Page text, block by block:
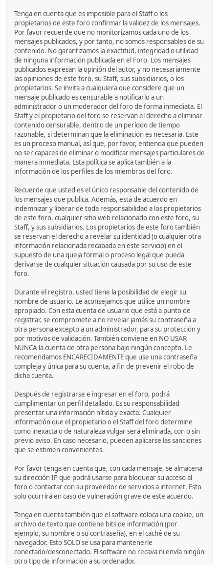
Tenga en cuenta que es imposible para el Staff o los
propietarios de este foro confirmar la validez de los mensajes.
Por favor recuerde que no monitorizamos cada uno de los
mensajes publicados, y por tanto, no somos responsables de su
contenido. No garantizamos la exactitud, integridad o utilidad
de ninguna información publicada en el Foro. Los mensajes
publicados expresan la opinión del autor, y no necesariamente
las opiniones de este foro, su Staff, sus subsidiarios, o los
propietarios. Se invita a cualquiera que considere que un
mensaje publicado es censurable a notificarlo a un
administrador o un moderador del foro de forma inmediata. El
Staff y el propietario del foro se reservan el derecho a eliminar
contenido censurable, dentro de un período de tiempo
razonable, si determinan que la eliminación es necesaria. Este
es un proceso manual, así que, por favor, entienda que pueden
no ser capaces de eliminar o modificar mensajes particulares de
manera inmediata. Esta política se aplica también a la
información de los perfiles de los miembros del foro.
Recuerde que usted es el único responsable del contenido de
los mensajes que publica. Además, está de acuerdo en
indemnizar y liberar de toda responsabilidad a los propietarios
de este foro, cualquier sitio web relacionado con este foro, su
Staff, y sus subsidiarios. Los propietarios de este foro también
se reservan el derecho a revelar su identidad (o cualquier otra
información relacionada recabada en este servicio) en el
supuesto de una queja formal o proceso legal que pueda
derivarse de cualquier situación causada por su uso de este
foro.
Durante el registro, usted tiene la posibilidad de elegir su
nombre de usuario. Le aconsejamos que utilice un nombre
apropiado. Con esta cuenta de usuario que está a punto de
registrar, se compromete a no revelar jamás su contraseña a
otra persona excepto a un administrador, para su protección y
por motivos de validación. También conviene en NO USAR
NUNCA la cuenta de otra persona bajo ningún concepto. Le
recomendamos ENCARECIDAMENTE que use una contraseña
compleja y única para su cuenta, a fin de prevenir el robo de
dicha cuenta.
Después de registrarse e ingresar en el foro, podrá
cumplimentar un perfil detallado. Es su responsabilidad
presentar una información nítida y exacta. Cualquier
información que el propietario o el Staff del foro determine
como inexacta o de naturaleza vulgar será eliminada, con o sin
previo aviso. En caso necesario, pueden aplicarse las sanciones
que se estimen convenientes.
Por favor tenga en cuenta que, con cada mensaje, se almacena
su dirección IP que podrá usarse para bloquear su acceso al
foro o contactar con su proveedor de servicios a internet. Esto
solo ocurrirá en caso de vulneración grave de este acuerdo.
Tenga en cuenta también que el software coloca una cookie, un
archivo de texto que contiene bits de información (por
ejemplo, su nombre o su contraseña), en el caché de su
navegador. Esto SOLO se usa para mantenerle
conectado/desconectado. El software no recava ni envía ningún
otro tipo de información a su ordenador.